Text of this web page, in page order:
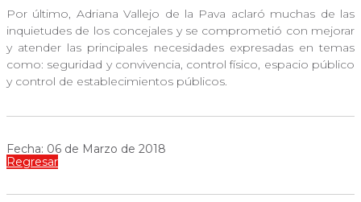
Por último, Adriana Vallejo de la Pava aclaró muchas de las
inquietudes de los concejales y se comprometió con mejorar
y atender las principales necesidades expresadas en temas
como: seguridad y convivencia, control físico, espacio público
y control de establecimientos públicos.
Fecha: 06 de Marzo de 2018
Regresar